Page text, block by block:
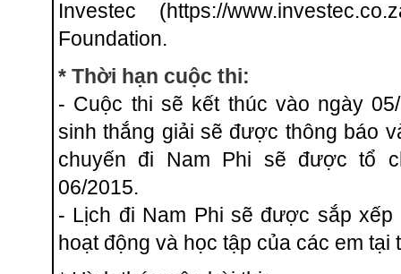
Investec (https://
Foundation.
* Thời hạn cuộc thi:
- Cuộc thi sẽ kết thúc vào ngày​
sinh thắng giải sẽ được thông báo
chuyến đi Nam Phi sẽ được tổ
06/2015.
- Lịch đi Nam Phi sẽ được sắp
hoạt động và học tập của các em tại